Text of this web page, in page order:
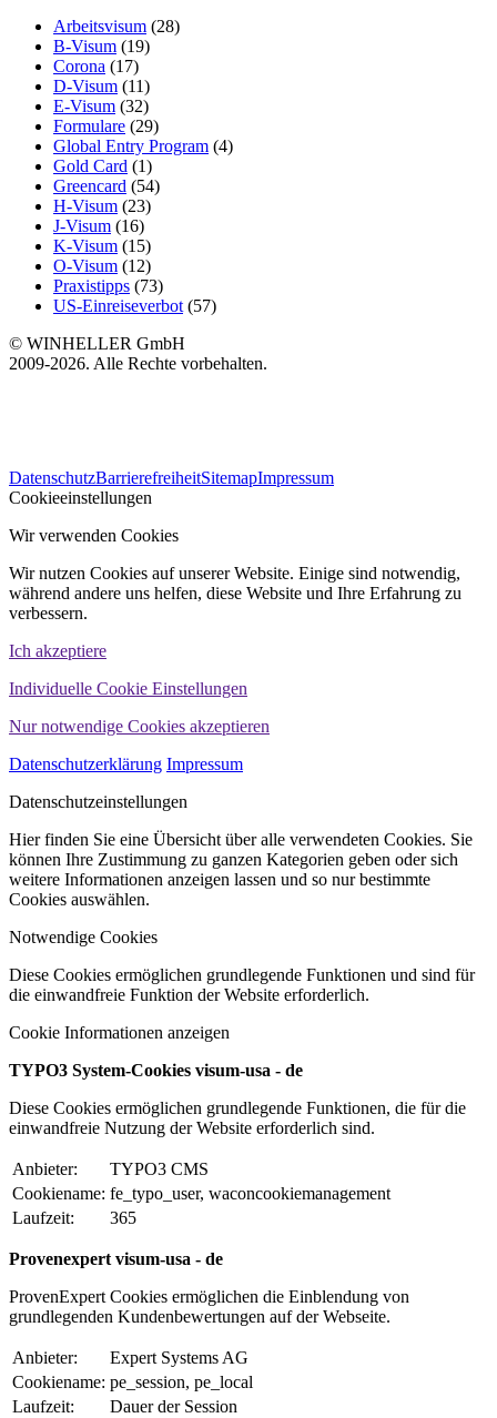
Arbeitsvisum (28)
B-Visum (19)
Corona (17)
D-Visum (11)
E-Visum (32)
Formulare (29)
Global Entry Program (4)
Gold Card (1)
Greencard (54)
H-Visum (23)
J-Visum (16)
K-Visum (15)
O-Visum (12)
Praxistipps (73)
US-Einreiseverbot(57)
© WINHELLER GmbH
2009-2026. Alle Rechte vorbehalten.
WINHELLER GmbH
DatenschutzBarrierefreiheitSitemapImpressum
Cookieeinstellungen
Wir verwenden Cookies
Wir nutzen Cookies auf unserer Website. Einige sind notwendig,
während andere uns helfen, diese Website und Ihre Erfahrung zu
verbessern.
Ich akzeptiere
Individuelle Cookie Einstellungen
Nur notwendige Cookies akzeptieren
Datenschutzerklärung Impressum
Datenschutzeinstellungen
Hier finden Sie eine Übersicht über alle verwendeten Cookies. Sie
können Ihre Zustimmung zu ganzen Kategorien geben oder sich
weitere Informationen anzeigen lassen und so nur bestimmte
Cookies auswählen.
Notwendige Cookies
Diese Cookies ermöglichen grundlegende Funktionen und sind für
die einwandfreie Funktion der Website erforderlich.
Cookie Informationen anzeigen
TYPO3 System-Cookies visum-usa - de
Diese Cookies ermöglichen grundlegende Funktionen, die für die
einwandfreie Nutzung der Website erforderlich sind.
Anbieter:
TYPO3 CMS
Cookiename: fe_typo_user, waconcookiemanagement
Laufzeit:
365
Provenexpert visum-usa - de
ProvenExpert Cookies ermöglichen die Einblendung von
grundlegenden Kundenbewertungen auf der Webseite.
Anbieter:
Expert Systems AG
Cookiename: pe_session, pe_local
Laufzeit:
Dauer der Session